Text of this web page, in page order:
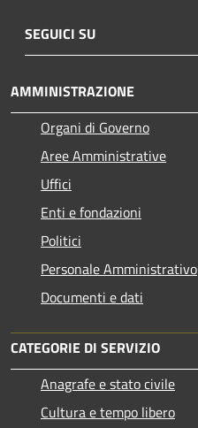
SEGUICI SU
AMMINISTRAZIONE
Organi di Governo
Aree Amministrative
Uffici
Enti e fondazioni
Politici
Personale Amministrativo
Documenti e dati
CATEGORIE DI SERVIZIO
Anagrafe e stato civile
Cultura e tempo libero